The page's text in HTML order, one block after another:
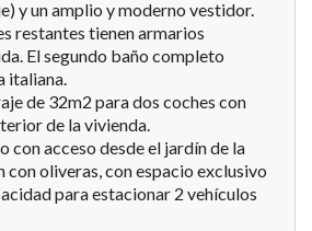
y un amplio y moderno vestidor.
restantes tienen armarios
El segundo baño completo
italiana.
de 32m2 para dos coches con
de la vivienda.
acceso desde el jardín de la
con oliveras, con espacio exclusivo
para estacionar 2 vehículos